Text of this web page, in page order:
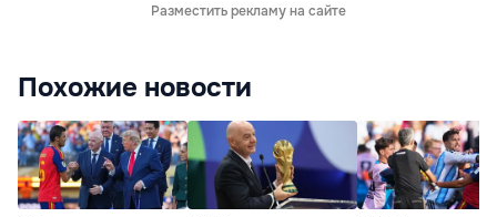
Разместить рекламу на сайте
Похожие новости